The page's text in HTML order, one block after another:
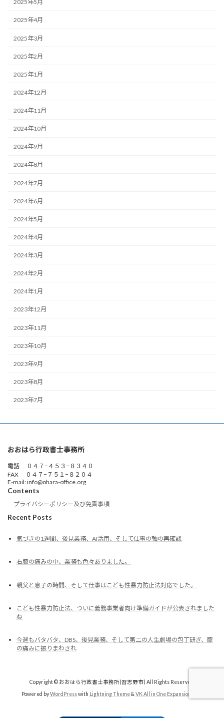
2025年5月
2025年4月
2025年3月
2025年2月
2025年1月
2024年12月
2024年11月
2024年10月
2024年9月
2024年8月
2024年7月
2024年6月
2024年5月
2024年4月
2024年3月
2024年2月
2024年1月
2023年12月
2023年11月
2023年10月
2023年9月
2023年8月
2023年7月
おおはら行政書士事務所
電話 ０４７−４５３−８３４０
FAX ０４７−７５１−８２０４
E-mail: info@ohara-office.org
Contents
プライバシーポリシー及び免責事項
Recent Posts
気づきの1週間、後見業務、AI活用、そして仕事の軸の再確認
右膝の痛みの中、業務も色々ありました。
親父と息子の時間、そして仕事はこども性暴力防止法対応でした。
こども性暴力防止法、ついに義務事業者向け準備ガイドが公表されました
ね
今週もバタバタ、DBS、後見業務、そして第二の人生劇場の包丁研ぎ、膝
の痛みに振りまわされ
Copyright © おおはら行政書士事務所(習志野市) All Rights Reserved.
Powered byWordPresswith Lightning Theme& VK All in One Expansion Unit